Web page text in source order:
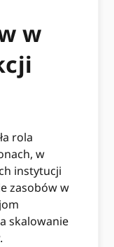
w
rola
w
instytucji
zasobów w
skalowanie